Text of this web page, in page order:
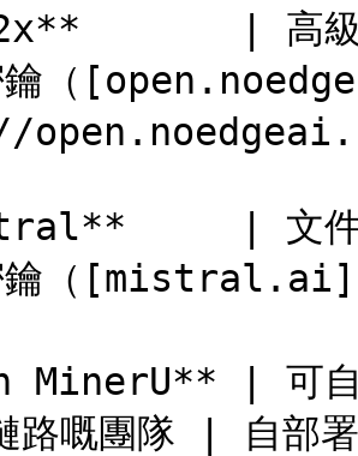
| 高級
（
| 文件解
鑰（
MinerU** | 可自
路嘅團隊 | 自部